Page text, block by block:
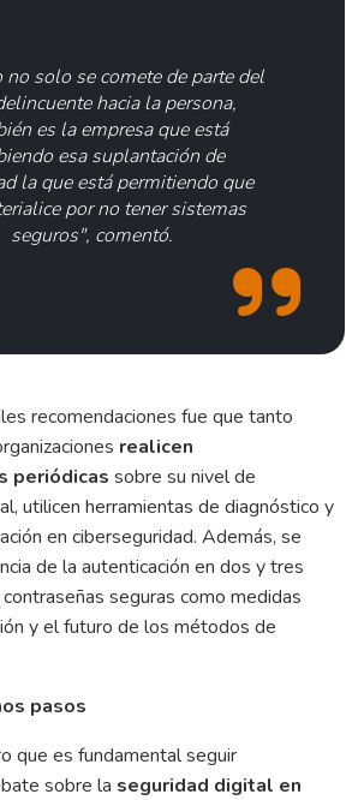
no solo se comete de parte del
hacia la persona,
es la empresa que está
esa suplantación de
la que está permitiendo que
por no tener sistemas
seguros", comentó.
recomendaciones fue que tanto
realicen
periódicas sobre su nivel de
utilicen herramientas de diagnóstico y
en ciberseguridad. Además, se
de la autenticación en dos y tres
seguras como medidas
y el futuro de los métodos de
pasos
que es fundamental seguir
sobre la seguridad digital en